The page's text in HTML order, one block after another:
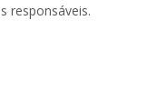
responsáveis.